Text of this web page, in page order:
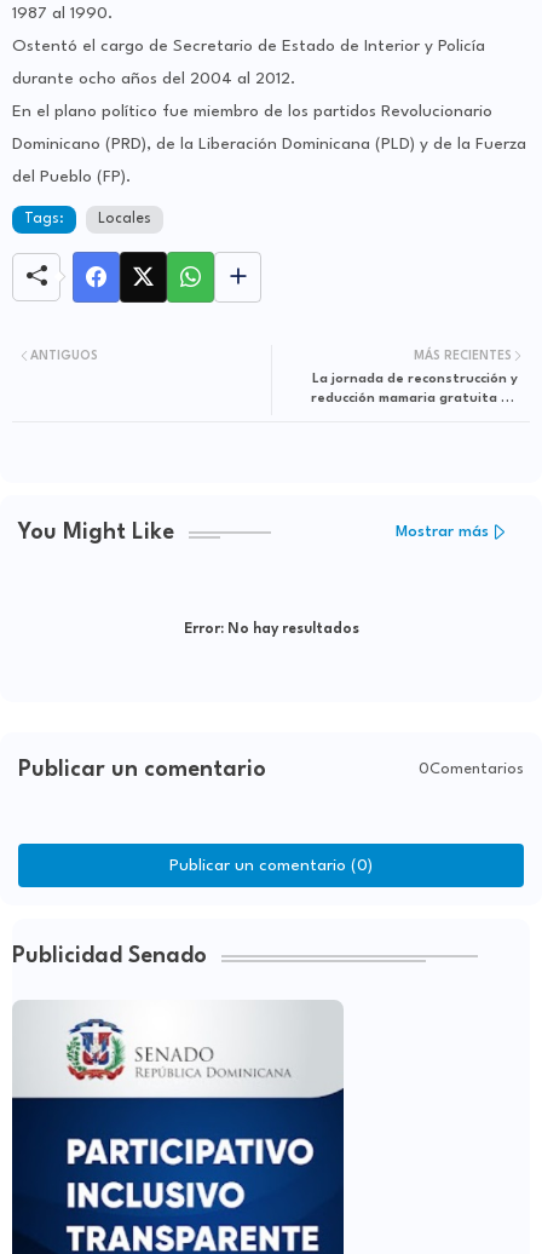
1987 al 1990.
Ostentó el cargo de Secretario de Estado de Interior y Policía
durante ocho años del 2004 al 2012.
En el plano político fue miembro de los partidos Revolucionario
Dominicano (PRD), de la Liberación Dominicana (PLD) y de la Fuerza
del Pueblo (FP).
Tags: Locales
MÁS RECIENTES
La jornada de reconstrucción y
reducción mamaria gratuita de
ANTIGUOS
You Might Like Mostrar más
Error:No hay resultados
Publicar un comentario 0Comentarios
Publicar un comentario (0)
Publicidad Senado